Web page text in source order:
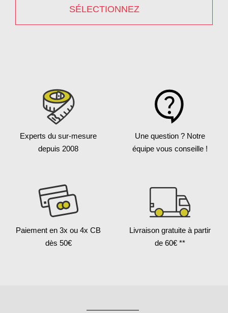
SÉLECTIONNEZ
Experts du sur-mesure
depuis 2008
Une question ? Notre
équipe vous conseille !
Paiement en 3x ou 4x CB
dès 50€
Livraison gratuite à partir
de 60€ **